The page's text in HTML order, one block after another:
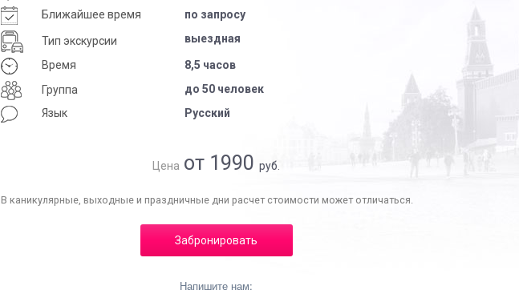
Ближайшее время
по запросу
Тип экскурсии выездная
Время
8,5 часов
Группа
до 50 человек
Язык
Русский
Цена от 1990 руб.
В каникулярные, выходные и праздничные дни расчет стоимости может отличаться.
Забронировать
Напишите нам: